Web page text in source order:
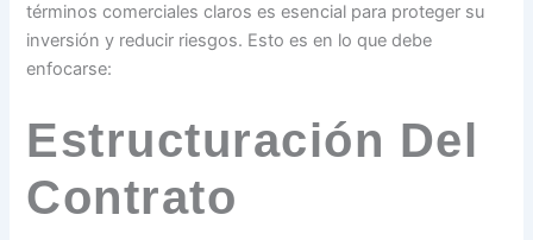
términos comerciales claros es esencial para proteger su
inversión y reducir riesgos. Esto es en lo que debe
enfocarse:
Estructuración Del
Contrato